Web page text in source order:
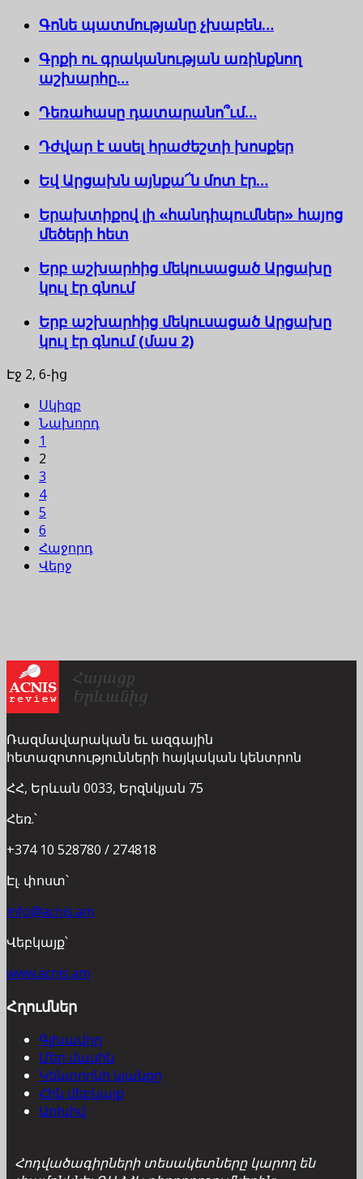
Գոնե պատմությանը չխաբեն…
Գրքի ու գրականության առինքնող
աշխարհը…
Դեռահասը դատարանո՞ւմ…
Դժվար է ասել հրաժեշտի խոսքեր
Եվ Արցախն այնքա՜ն մոտ էր…
Երախտիքով լի «հանդիպումներ» հայոց
մեծերի հետ
Երբ աշխարհից մեկուսացած Արցախը
կուլ էր գնում
Երբ աշխարհից մեկուսացած Արցախը
կուլ էր գնում (մաս 2)
Էջ 2, 6-ից
Սկիզբ
Նախորդ
1
2
3
4
5
6
Հաջորդ
Վերջ
Ռազմավարական եւ ազգային
հետազոտությունների հայկական կենտրոն
ՀՀ, Երևան 0033, Երզնկյան 75
Հեռ.՝
+374 10 528780 / 274818
Էլ. փոստ՝
info@acnis.am
Վեբկայք՝
www.acnis.am
Հղումներ
Գլխավոր
Մեր մասին
Կենտրոնի կյանքը
Հին վեբկայք
Արխիվ
Հոդվածագիրների տեսակետները կարող են